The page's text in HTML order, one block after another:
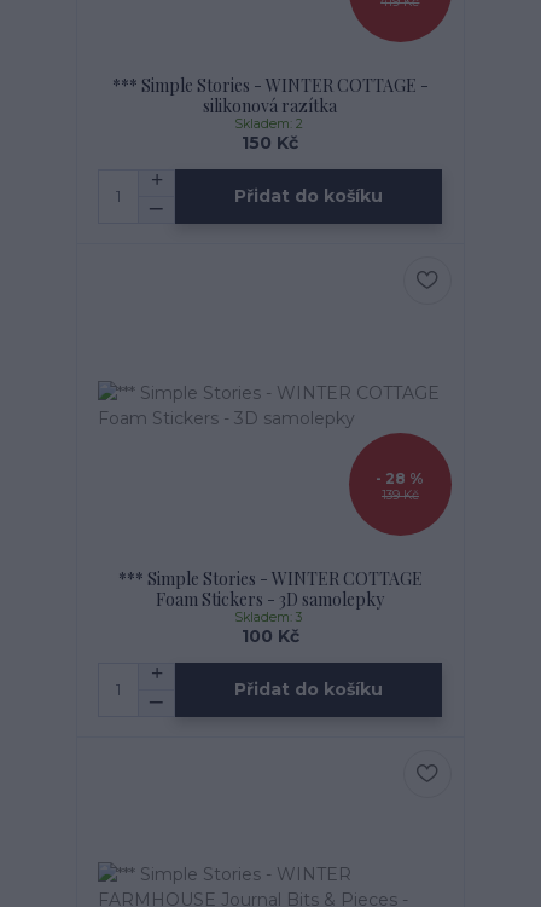
*** Simple Stories - WINTER COTTAGE -
silikonová razítka
150 Kč
Skladem: 2
Přidat do košíku
139 Kč
- 28 %
*** Simple Stories - WINTER COTTAGE
Foam Stickers - 3D samolepky
100 Kč
Skladem: 3
Přidat do košíku